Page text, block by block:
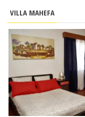
VILLA MAHEFA